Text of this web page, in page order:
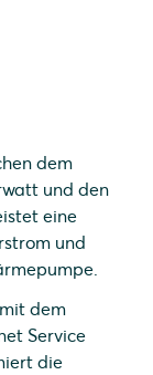
dem
und den
eine
und
dem
Service
die